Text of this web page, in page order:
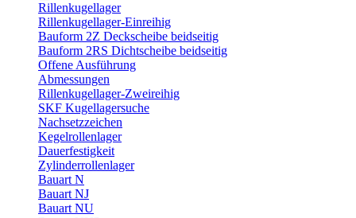
Rillenkugellager
Rillenkugellager-Einreihig
Bauform 2Z Deckscheibe beidseitig
Bauform 2RS Dichtscheibe beidseitig
Offene Ausführung
Abmessungen
Rillenkugellager-Zweireihig
SKF Kugellagersuche
Nachsetzzeichen
Kegelrollenlager
Dauerfestigkeit
Zylinderrollenlager
Bauart N
Bauart NJ
Bauart NU